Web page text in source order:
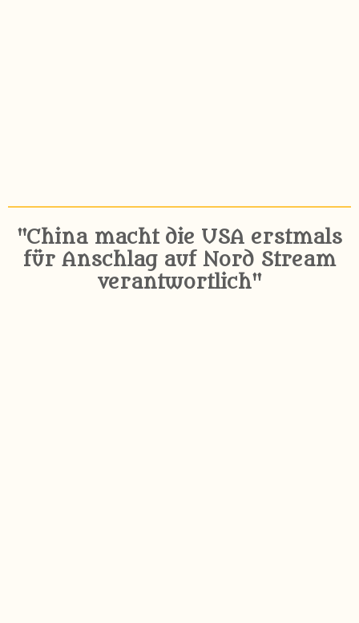
"China macht die USA erstmals
für Anschlag auf Nord Stream
verantwortlich"